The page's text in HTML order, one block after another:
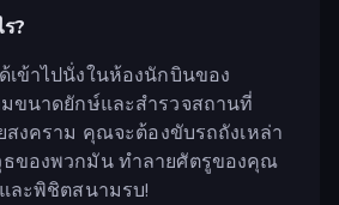
?
เข้าไปนั่งในห้องนักบินของ
มขนาดยักษ์และสำรวจสถานที่
สงคราม คุณจะต้องขับรถถังเหล่า
ของพวกมัน ทำลายศัตรูของคุณ
ละพิชิตสนามรบ!